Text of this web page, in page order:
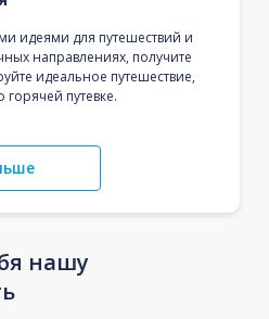
идеями для путешествий и
направлениях, получите
идеальное путешествие,
путевке.
нашу